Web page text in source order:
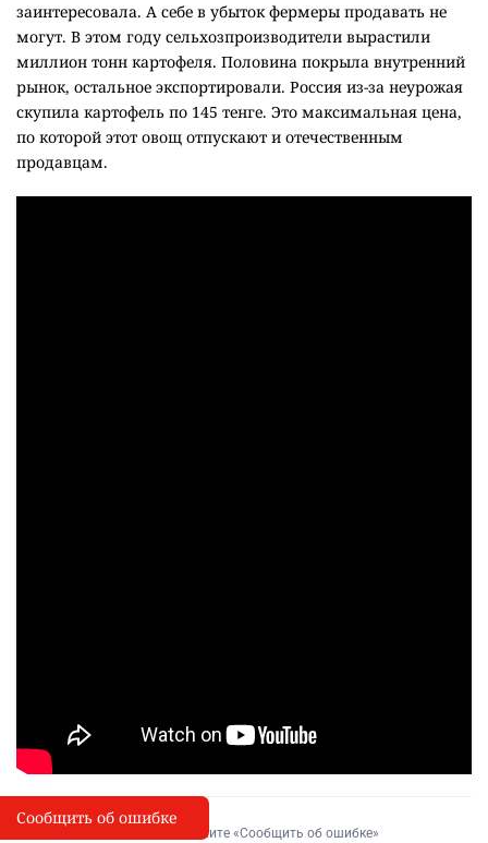
заинтересовала. А себе в убыток фермеры продавать не
могут. В этом году сельхозпроизводители вырастили
миллион тонн картофеля. Половина покрыла внутренний
рынок, остальное экспортировали. Россия из-за неурожая
скупила картофель по 145 тенге. Это максимальная цена,
по которой этот овощ отпускают и отечественным
продавцам.
I
Сообщить об опечатке
Выделите фрагмент и нажмите «Сообщить об ошибке»
Сообщить об ошибке